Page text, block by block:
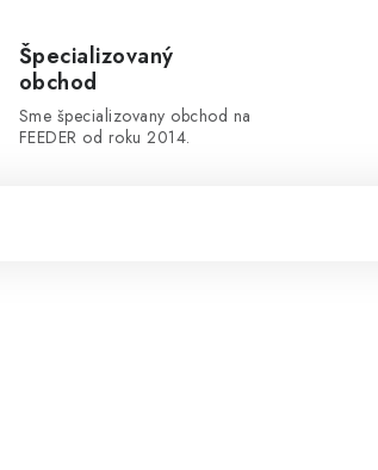
Špecializovaný
obchod
Sme špecializovany obchod na
FEEDER od roku 2014.